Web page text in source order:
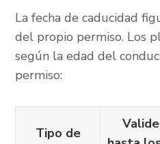
La fecha de caducidad
del propio permiso. Los
según la edad del
permiso:
Tipo de